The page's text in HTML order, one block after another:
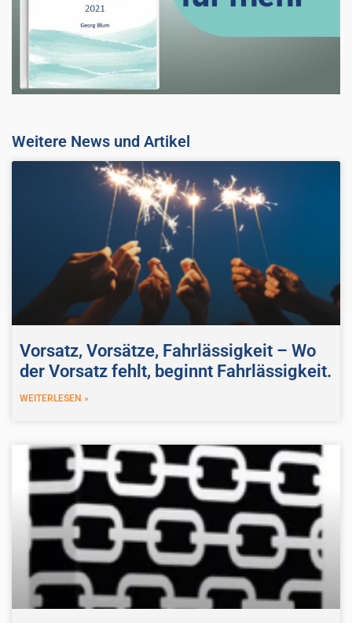
Weitere News und Artikel
Vorsatz, Vorsätze, Fahrlässigkeit – Wo
der Vorsatz fehlt, beginnt Fahrlässigkeit.
WEITERLESEN »